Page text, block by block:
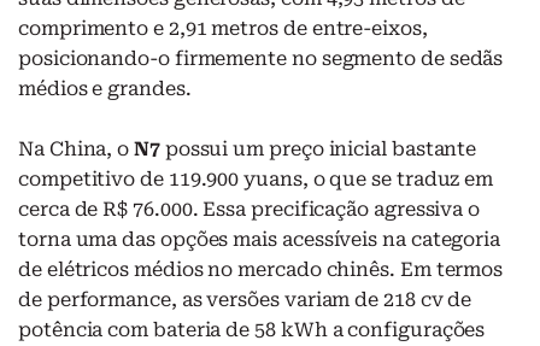
comprimento e 2,91 metros de entre-eixos,
posicionando-o firmemente no segmento de sedãs
médios e grandes.
Na China, oN7possui um preço inicial bastante
competitivo de 119.900 yuans, o que se traduz em
cerca de R$ 76.000. Essa precificação agressiva o
torna uma das opções mais acessíveis na categoria
de elétricos médios no mercado chinês. Em termos
de performance, as versões variam de 218 cv de
potência com bateria de 58 kWh a configurações